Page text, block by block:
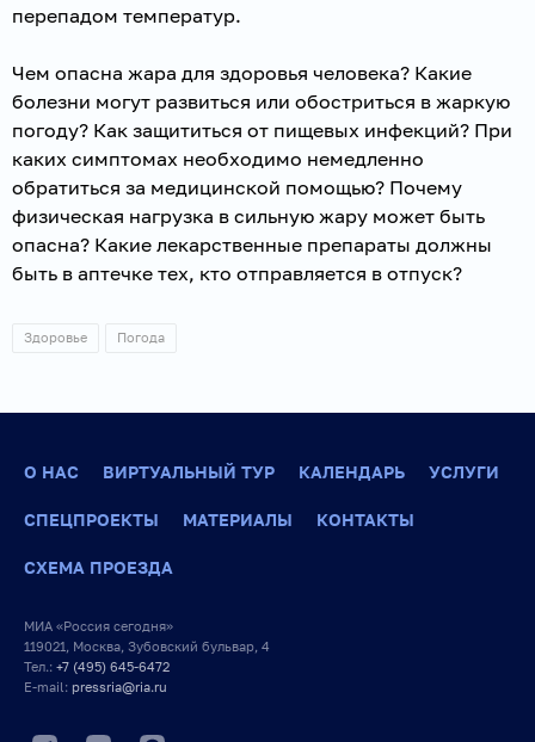
перепадом температур.
Чем опасна жара для здоровья человека? Какие
болезни могут развиться или обостриться в жаркую
погоду? Как защититься от пищевых инфекций? При
каких симптомах необходимо немедленно
обратиться за медицинской помощью? Почему
физическая нагрузка в сильную жару может быть
опасна? Какие лекарственные препараты должны
быть в аптечке тех, кто отправляется в отпуск?
Здоровье Погода
О НАС ВИРТУАЛЬНЫЙ ТУР КАЛЕНДАРЬ УСЛУГИ
СПЕЦПРОЕКТЫ МАТЕРИАЛЫ КОНТАКТЫ
СХЕМА ПРОЕЗДА
МИА «Россия сегодня»
119021, Москва, Зубовский бульвар, 4
Тел.: +7 (495) 645-6472
E-mail: pressria@ria.ru